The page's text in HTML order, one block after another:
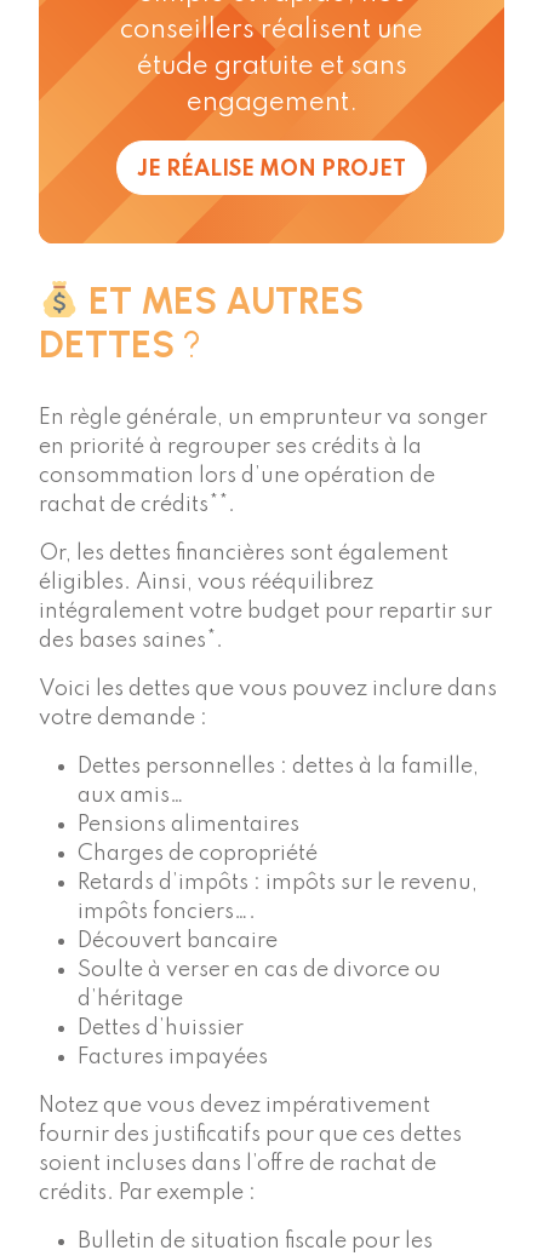
conseillers réalisent une
étude gratuite et sans
engagement.
JE RÉALISE MON PROJET
ET MES AUTRES
DETTES ?
En règle générale, un emprunteur va songer
en priorité à regrouper ses crédits à la
consommation lors d’une opération de
rachat de crédits**.
Or, les dettes financières sont également
éligibles. Ainsi, vous rééquilibrez
intégralement votre budget pour repartir sur
des bases saines*.
Voici les dettes que vous pouvez inclure dans
votre demande :
Dettes personnelles : dettes à la famille,
aux amis…
Pensions alimentaires
Charges de copropriété
Retards d’impôts : impôts sur le revenu,
impôts fonciers….
Découvert bancaire
Soulte à verser en cas de divorce ou
d’héritage
Dettes d’huissier
Factures impayées
Notez que vous devez impérativement
fournir des justificatifs pour que ces dettes
soient incluses dans l’offre de rachat de
crédits. Par exemple :
Bulletin de situation fiscale pour les